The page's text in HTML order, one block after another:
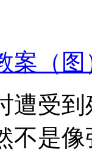
案（图
遭受
不是